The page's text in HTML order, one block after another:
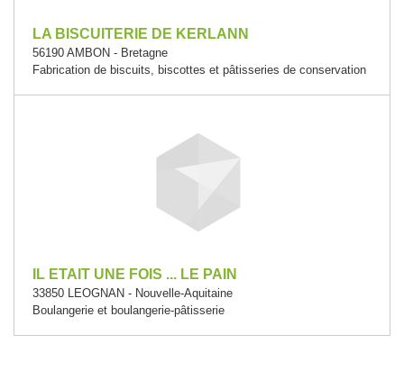
LA BISCUITERIE DE KERLANN
56190 AMBON - Bretagne
Fabrication de biscuits, biscottes et pâtisseries de conservation
IL ETAIT UNE FOIS ... LE PAIN
33850 LEOGNAN - Nouvelle-Aquitaine
Boulangerie et boulangerie-pâtisserie